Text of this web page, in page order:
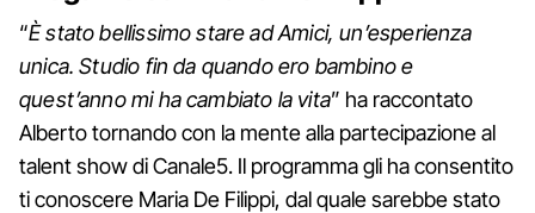
“È stato bellissimo stare ad Amici, un’esperienza
unica. Studio fin da quando ero bambino e
quest’anno mi ha cambiato la vita” ha raccontato
Alberto tornando con la mente alla partecipazione al
talent show di Canale5. Il programma gli ha consentito
ti conoscere Maria De Filippi, dal quale sarebbe stato